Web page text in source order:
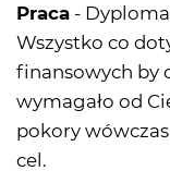
Praca -
Wszystko co
finansowych by
wymagało od
pokory
cel.